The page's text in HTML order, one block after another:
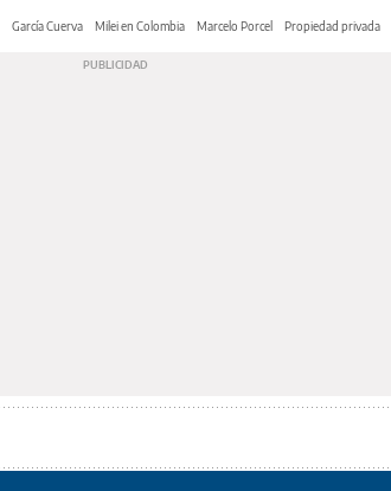
García Cuerva Milei en Colombia Marcelo Porcel Propiedad privada